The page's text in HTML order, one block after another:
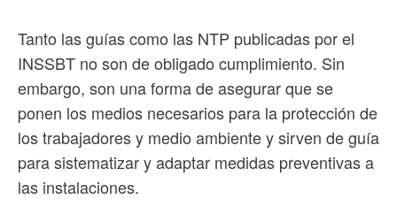
Tanto las guías como las NTP publicadas por el
INSSBT no son de obligado cumplimiento. Sin
embargo, son una forma de asegurar que se
ponen los medios necesarios para la protección de
los trabajadores y medio ambiente y sirven de guía
para sistematizar y adaptar medidas preventivas a
las instalaciones.